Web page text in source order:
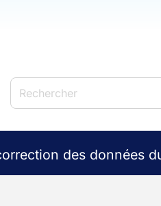
des données